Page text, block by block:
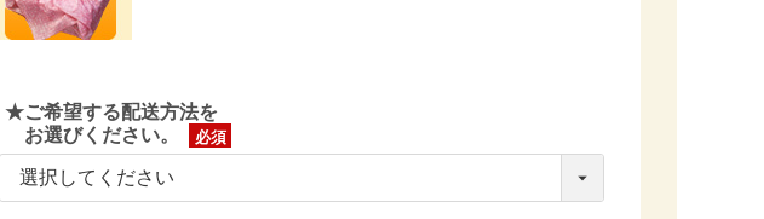
★ご希望する配送方法を
お選びください。
(必